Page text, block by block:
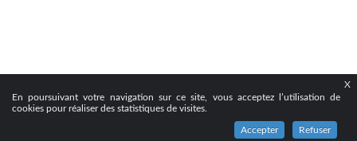
X
En poursuivant votre navigation sur ce site, vous acceptez l’utilisation de
cookies pour réaliser des statistiques de visites.
Accepter Refuser